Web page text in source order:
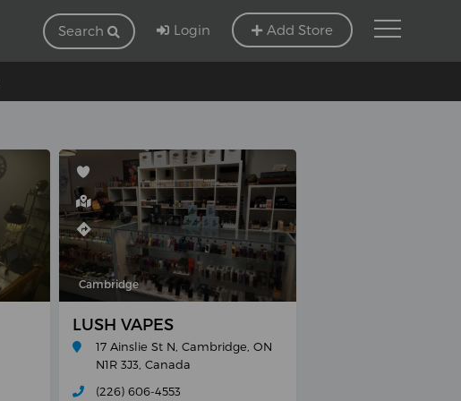
Search Login Add Store
Cambridge
LUSH VAPES
17 Ainslie St N, Cambridge, ON
N1R 3J3, Canada
(226) 606-4553